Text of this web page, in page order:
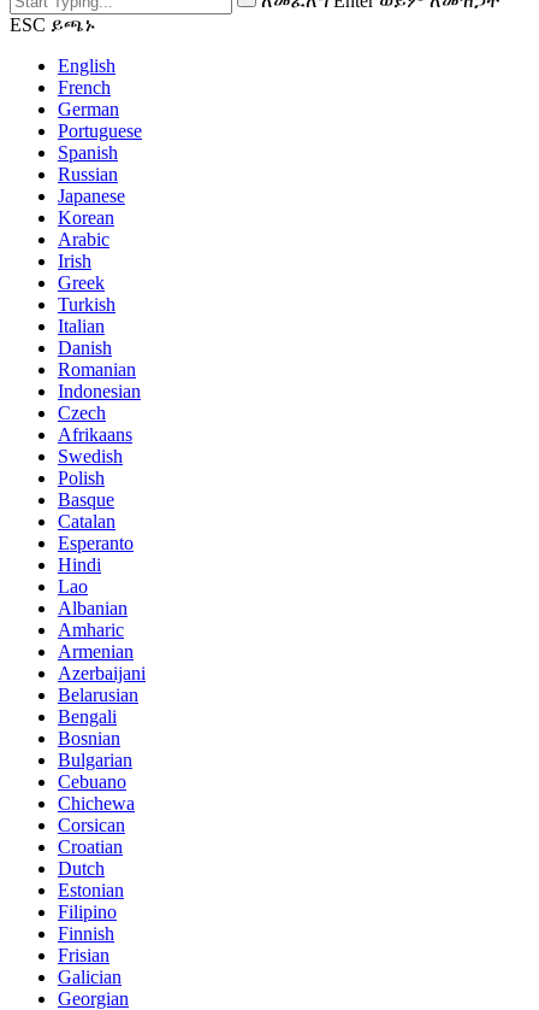
ESC ይጫኑ
English
French
German
Portuguese
Spanish
Russian
Japanese
Korean
Arabic
Irish
Greek
Turkish
Italian
Danish
Romanian
Indonesian
Czech
Afrikaans
Swedish
Polish
Basque
Catalan
Esperanto
Hindi
Lao
Albanian
Amharic
Armenian
Azerbaijani
Belarusian
Bengali
Bosnian
Bulgarian
Cebuano
Chichewa
Corsican
Croatian
Dutch
Estonian
Filipino
Finnish
Frisian
Galician
Georgian